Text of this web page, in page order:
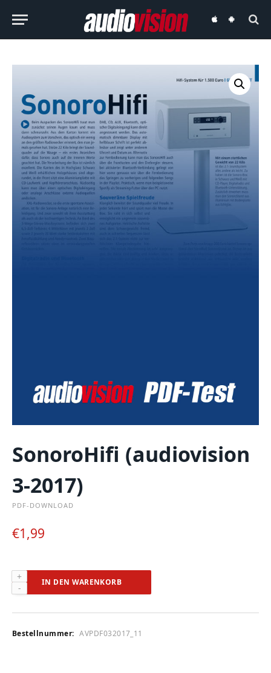
audiovisionaudiovision
SonoroHifi (audiovision
3-2017)
PDF-DOWNLOAD
€1,99
SonoroHifi
(audiovision
2017)
IN DEN WARENKORB
Bestellnummer: AVPDF032017_11